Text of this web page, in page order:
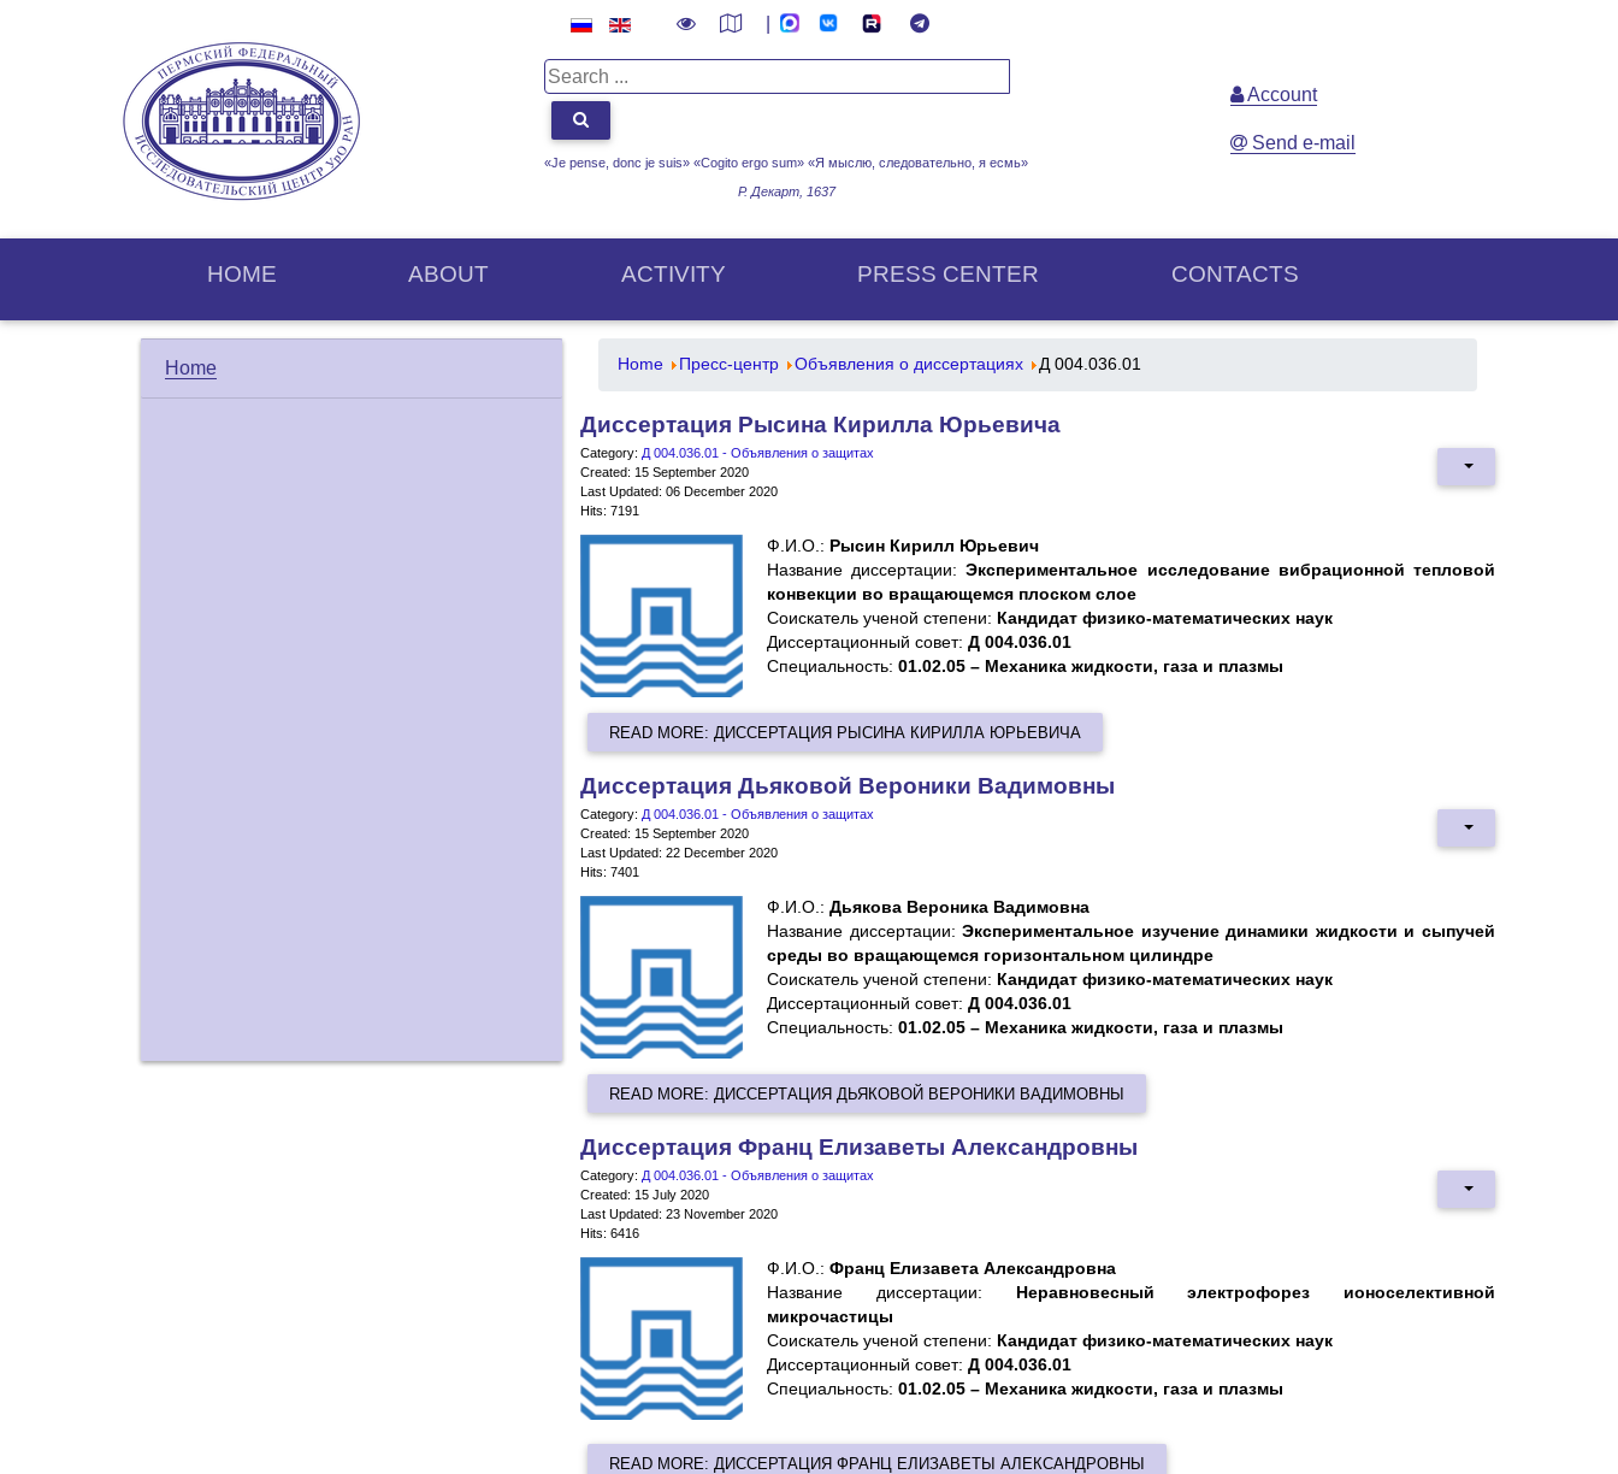
«Je pense, donc je suis» «Cogito ergo sum» «Я мыслю, следовательно, я есмь»
Р. Декарт, 1637
Account
Send e-mail
HOME ABOUT ACTIVITY PRESS CENTER CONTACTS
Home Home Пресс-центр Объявления о диссертациях Д 004.036.01
Диссертация Рысина Кирилла Юрьевича
Category: Д 004.036.01 - Объявления о защитах
Created: 15 September 2020
Last Updated: 06 December 2020
Hits: 7191
Ф.И.О.: Рысин Кирилл Юрьевич
Название диссертации:Экспериментальное исследование вибрационной тепловой
конвекции во вращающемся плоском слое
Cоискатель ученой степени: Кандидат физико-математических наук
Диссертационный совет: Д 004.036.01
Специальность: 01.02.05 – Механика жидкости, газа и плазмы
READ MORE: ДИССЕРТАЦИЯ РЫСИНА КИРИЛЛА ЮРЬЕВИЧА
Диссертация Дьяковой Вероники Вадимовны
Category: Д 004.036.01 - Объявления о защитах
Created: 15 September 2020
Last Updated: 22 December 2020
Hits: 7401
Ф.И.О.: Дьякова Вероника Вадимовна
Название диссертации:Экспериментальное изучение динамики жидкости и сыпучей
среды во вращающемся горизонтальном цилиндре
Cоискатель ученой степени: Кандидат физико-математических наук
Диссертационный совет: Д 004.036.01
Специальность: 01.02.05 – Механика жидкости, газа и плазмы
READ MORE: ДИССЕРТАЦИЯ ДЬЯКОВОЙ ВЕРОНИКИ ВАДИМОВНЫ
Диссертация Франц Елизаветы Александровны
Category: Д 004.036.01 - Объявления о защитах
Created: 15 July 2020
Last Updated: 23 November 2020
Hits: 6416
Ф.И.О.: Франц Елизавета Александровна
Название диссертации: Неравновесный электрофорез ионоселективной
микрочастицы
Cоискатель ученой степени: Кандидат физико-математических наук
Диссертационный совет: Д 004.036.01
Специальность: 01.02.05 – Механика жидкости, газа и плазмы
READ MORE: ДИССЕРТАЦИЯ ФРАНЦ ЕЛИЗАВЕТЫ АЛЕКСАНДРОВНЫ